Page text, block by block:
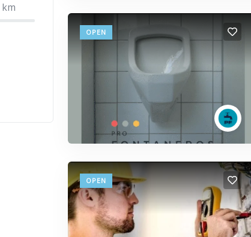
km
OPEN
OPEN